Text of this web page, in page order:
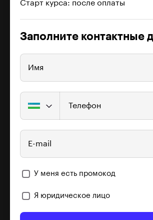
Старт курса: после оплаты
Заполните контактные
Имя
Телефон
E-mail
У меня есть промокод
Я юридическое лицо